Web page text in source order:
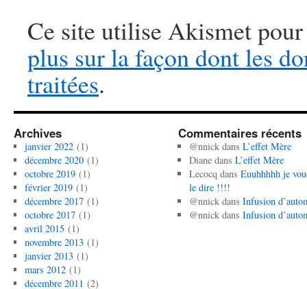
Ce site utilise Akismet
plus sur la façon dont les
traitées.
Archives
janvier 2022(1)
décembre 2020(1)
octobre 2019(1)
février 2019(1)
décembre 2017(1)
octobre 2017(1)
avril 2015(1)
novembre 2013(1)
janvier 2013(1)
mars 2012(1)
décembre 2011 (2)
Commentaires récents
@nnickdans L’effet Mère
Dianedans L’effet Mère
Lecocq dans Euuhhhhh je
le dire !!!!
@nnickdans Infusion
@nnickdans Infusion